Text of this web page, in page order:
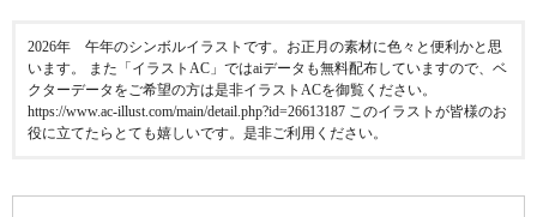
2026年 午年のシンボルイラストです。お正月の素材に色々と便利かと思
います。 また「イラストAC」ではaiデータも無料配布していますので、ベ
クターデータをご希望の方は是非イラストACを御覧ください。
https://www.ac-illust.com/main/detail.php?id=26613187 このイラストが皆様のお
役に立てたらとても嬉しいです。是非ご利用ください。